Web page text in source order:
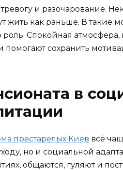
тревогу и разочарование.
жить как раньше. В
роль. Спокойная
сохранить
в
престарелых Киев всё
но и социальной
общаются, гуляют и